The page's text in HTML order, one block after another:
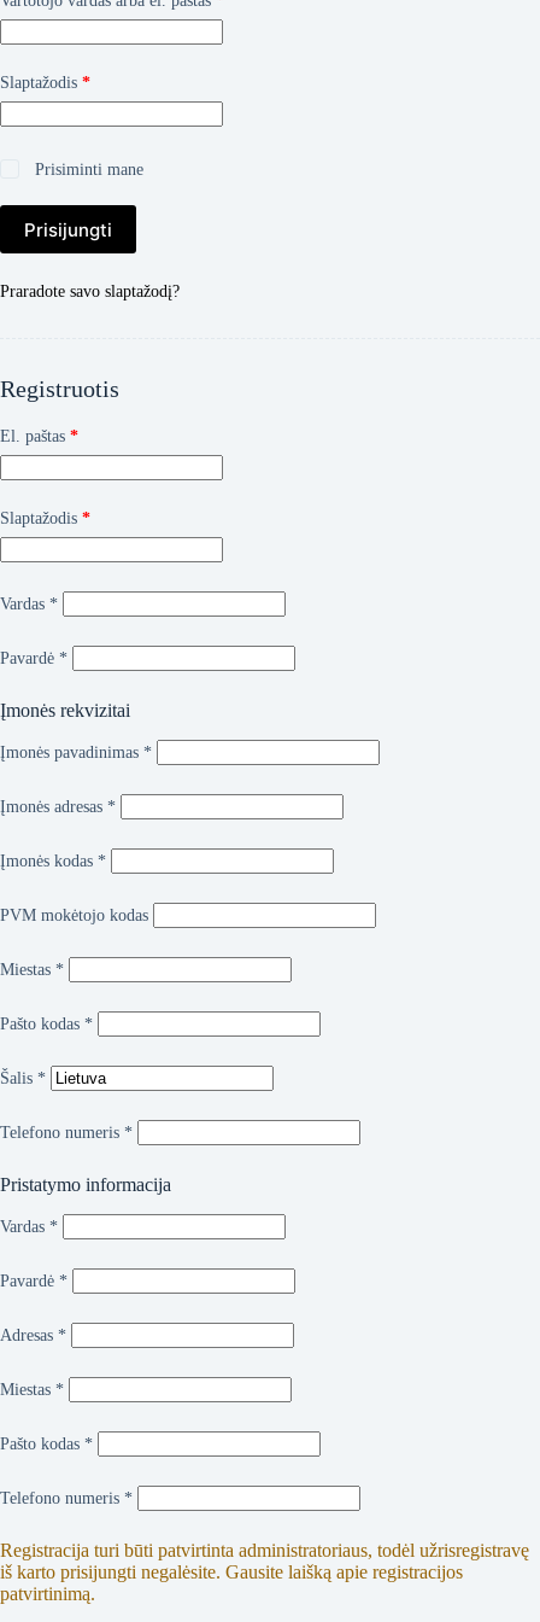
Slaptažodis *Privalomas
Prisiminti mane
Prisijungti
Praradote savo slaptažodį?
Registruotis
El. paštas *Privalomas
Slaptažodis *Privalomas
Vardas *
Pavardė *
Įmonės rekvizitai
Įmonės pavadinimas *
Įmonės adresas *
Įmonės kodas *
PVM mokėtojo kodas
Miestas *
Pašto kodas *
Šalis *
Telefono numeris *
Pristatymo informacija
Vardas *
Pavardė *
Adresas *
Miestas *
Pašto kodas *
Telefono numeris *
Registracija turi būti patvirtinta administratoriaus, todėl užrisregistravę
iš karto prisijungti negalėsite. Gausite laišką apie registracijos
patvirtinimą.